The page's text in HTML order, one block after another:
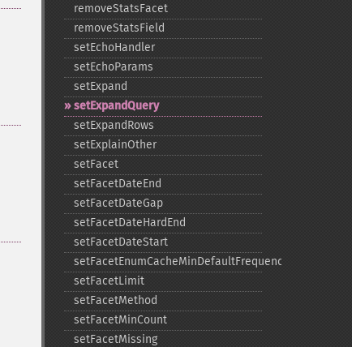
removeStatsFacet
removeStatsField
setEchoHandler
setEchoParams
setExpand
setExpandQuery
setExpandRows
setExplainOther
setFacet
setFacetDateEnd
setFacetDateGap
setFacetDateHardEnd
setFacetDateStart
setFacetEnumCacheMinDefaultFrequency
setFacetLimit
setFacetMethod
setFacetMinCount
setFacetMissing